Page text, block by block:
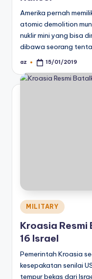
Amerika pernah
atomic demolition
nuklir mini yang bisa
dibawa seorang
Posted
az 15/01/2019
Posted
in
MILITARY
Kroasia Resmi
16 Israel
Pemerintah Kroasia
kesepakatan senilai
tempur bekas dari